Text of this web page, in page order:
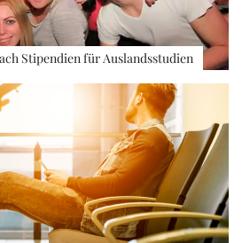
Stipendien für Auslandsstudien